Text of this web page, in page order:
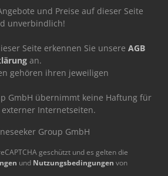
und Preise auf dieser Seite
unverbindlich!
Seite erkennen Sie unsere AGB
an.
gehören ihren jeweiligen
GmbH übernimmt keine Haftung für
Internetseiten.
Group GmbH
geschützt und es gelten die
und Nutzungsbedingungen von